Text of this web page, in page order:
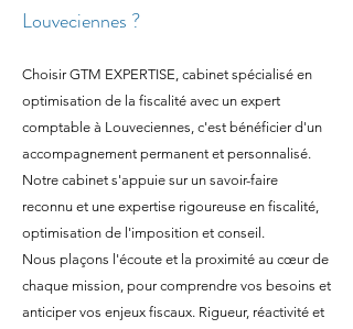
Louveciennes ?
Choisir GTM EXPERTISE, cabinet spécialisé en
optimisation de la fiscalité avec un expert
comptable à Louveciennes, c'est bénéficier d'un
accompagnement permanent et personnalisé.
Notre cabinet s'appuie sur un savoir-faire
reconnu et une expertise rigoureuse en fiscalité,
optimisation de l'imposition et conseil.
Nous plaçons l'écoute et la proximité au cœur de
chaque mission, pour comprendre vos besoins et
anticiper vos enjeux fiscaux. Rigueur, réactivité et